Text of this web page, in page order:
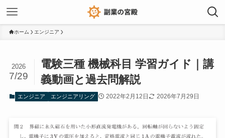
ホーム エンジニア
電験三種 機械科目 学習ガイド｜講
義動画と過去問解説
2026
7/29
エンジニア エンジニアリング 2022年2月12日 2026年7月29日